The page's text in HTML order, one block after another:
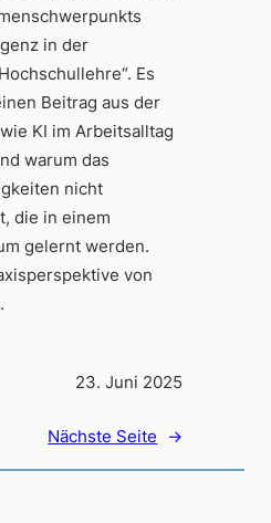
in der
Es
Beitrag aus der
KI im Arbeitsalltag
warum das
nicht
die in einem
gelernt werden.
von
23. Juni 2025
Nächste Seite →